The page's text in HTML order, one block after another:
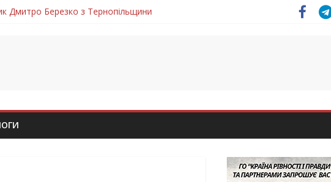
Дмитро Березко з Тернопільщини
повертається до рідного дому «на щиті»
повертається воїн Володимир Паламарчук
додому повертається захисник Михайло Скоробогатий з Тернопільщини